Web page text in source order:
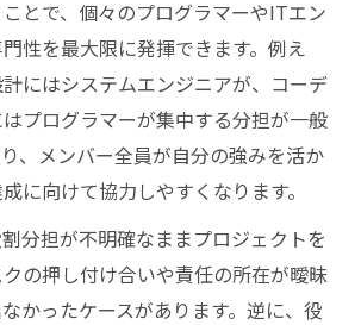
とで、個々のプログラマーやITエン
性を最大限に発揮できます。例え
にはシステムエンジニアが、コーデ
プログラマーが集中する分担が一般
、メンバー全員が自分の強みを活か
に向けて協力しやすくなります。
分担が不明確なままプロジェクトを
の押し付け合いや責任の所在が曖昧
かったケースがあります。逆に、役